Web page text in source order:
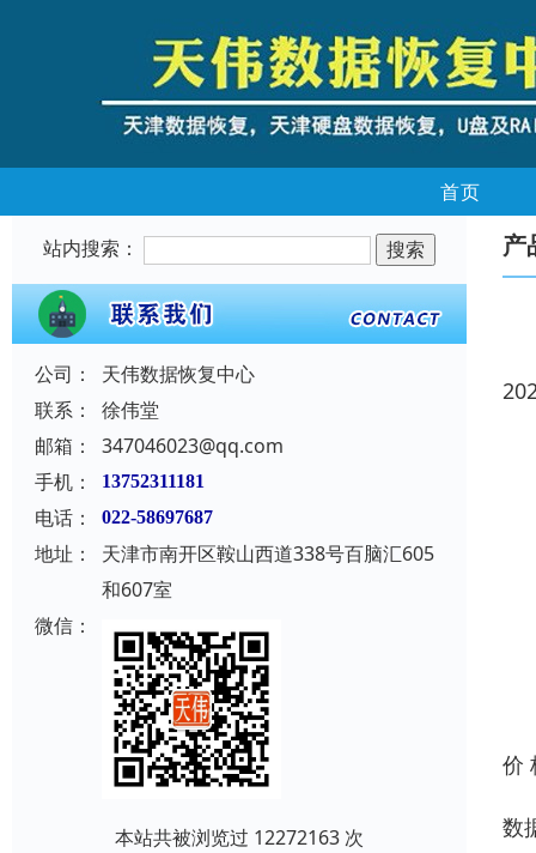
首页
站内搜索：
公司：
天伟数据恢复中心
联系：
徐伟堂
邮箱：
347046023@qq.com
手机：
13752311181
电话： 022-58697687
地址：
天津市南开区鞍山西道338号百脑汇605
和607室
微信：
本站共被浏览过 12272163 次
产
价
数